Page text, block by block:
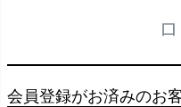
会員登録がお済みのお